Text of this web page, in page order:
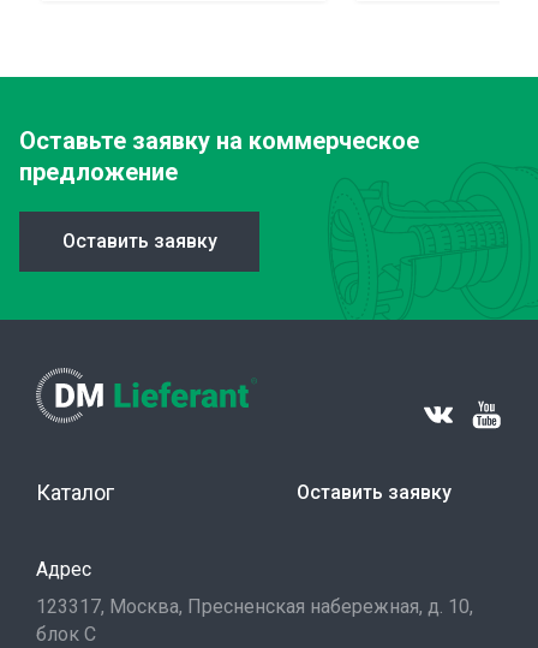
Оставьте заявку на коммерческое
предложение
Оставить заявку
Каталог Оставить заявку
Адрес
123317, Москва, Пресненская набережная, д. 10,
блок С